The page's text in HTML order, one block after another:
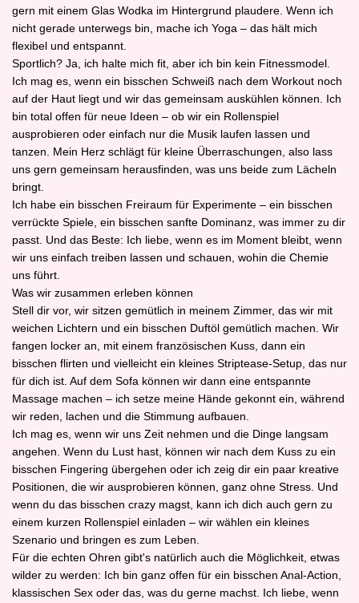
gern mit einem Glas Wodka im Hintergrund plaudere. Wenn ich
nicht gerade unterwegs bin, mache ich Yoga – das hält mich
flexibel und entspannt.
Sportlich? Ja, ich halte mich fit, aber ich bin kein Fitnessmodel.
Ich mag es, wenn ein bisschen Schweiß nach dem Workout noch
auf der Haut liegt und wir das gemeinsam auskühlen können. Ich
bin total offen für neue Ideen – ob wir ein Rollenspiel
ausprobieren oder einfach nur die Musik laufen lassen und
tanzen. Mein Herz schlägt für kleine Überraschungen, also lass
uns gern gemeinsam herausfinden, was uns beide zum Lächeln
bringt.
Ich habe ein bisschen Freiraum für Experimente – ein bisschen
verrückte Spiele, ein bisschen sanfte Dominanz, was immer zu dir
passt. Und das Beste: Ich liebe, wenn es im Moment bleibt, wenn
wir uns einfach treiben lassen und schauen, wohin die Chemie
uns führt.
Was wir zusammen erleben können
Stell dir vor, wir sitzen gemütlich in meinem Zimmer, das wir mit
weichen Lichtern und ein bisschen Duftöl gemütlich machen. Wir
fangen locker an, mit einem französischen Kuss, dann ein
bisschen flirten und vielleicht ein kleines Striptease-Setup, das nur
für dich ist. Auf dem Sofa können wir dann eine entspannte
Massage machen – ich setze meine Hände gekonnt ein, während
wir reden, lachen und die Stimmung aufbauen.
Ich mag es, wenn wir uns Zeit nehmen und die Dinge langsam
angehen. Wenn du Lust hast, können wir nach dem Kuss zu ein
bisschen Fingering übergehen oder ich zeig dir ein paar kreative
Positionen, die wir ausprobieren können, ganz ohne Stress. Und
wenn du das bisschen crazy magst, kann ich dich auch gern zu
einem kurzen Rollenspiel einladen – wir wählen ein kleines
Szenario und bringen es zum Leben.
Für die echten Ohren gibt's natürlich auch die Möglichkeit, etwas
wilder zu werden: Ich bin ganz offen für ein bisschen Anal-Action,
klassischen Sex oder das, was du gerne machst. Ich liebe, wenn